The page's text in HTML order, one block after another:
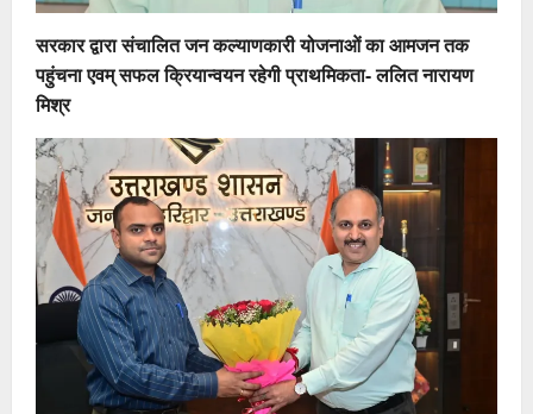
सरकार द्वारा संचालित जन कल्याणकारी योजनाओं का आमजन तक
पहुंचना एवम् सफल क्रियान्वयन रहेगी प्राथमिकता- ललित नारायण
मिश्र